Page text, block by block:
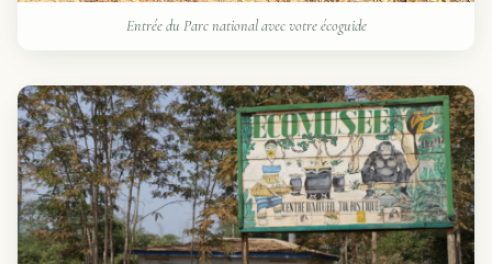
Entrée du Parc national avec votre écoguide